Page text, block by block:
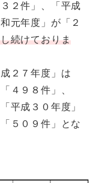
２件」、「平成
元年度」が「２
続けておりま
２７年度」は
４９８件」、
平成３０年度」
５０９件」とな